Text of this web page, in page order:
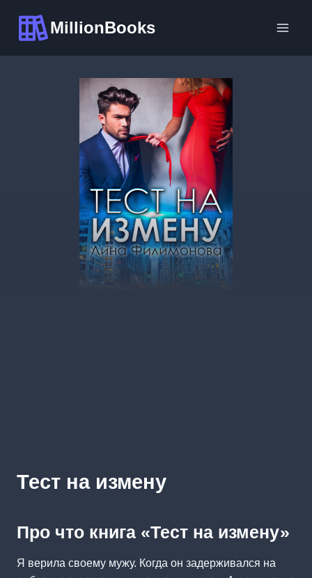
содержимому
MillionBooks
Тест на измену
Про что книга «Тест на измену»
Я верила своему мужу. Когда он задерживался на